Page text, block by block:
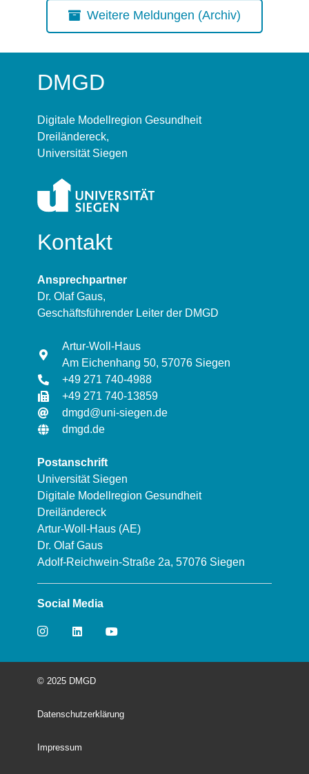
Weitere Meldungen (Archiv)
DMGD
Digitale Modellregion Gesundheit
Dreiländereck,
Universität Siegen
Kontakt
Ansprechpartner
Dr. Olaf Gaus,
Geschäftsführender Leiter der DMGD
Artur-Woll-Haus
Am Eichenhang 50, 57076 Siegen
+49 271 740-4988
+49 271 740-13859
dmgd@uni-siegen.de
dmgd.de
Postanschrift
Universität Siegen
Digitale Modellregion Gesundheit
Dreiländereck
Artur-Woll-Haus (AE)
Dr. Olaf Gaus
Adolf-Reichwein-Straße 2a, 57076 Siegen
Social Media
© 2025 DMGD
Datenschutzerklärung
Impressum